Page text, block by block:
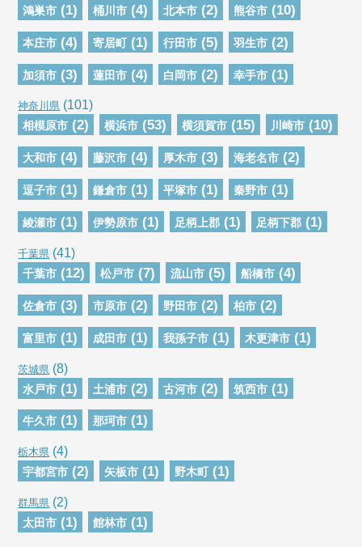
鴻巣市 (1) 桶川市 (4) 北本市 (2) 熊谷市 (10)
本庄市 (4) 寄居町 (1) 行田市 (5) 羽生市 (2)
加須市 (3) 蓮田市 (4) 白岡市 (2) 幸手市 (1)
神奈川県 (101)
相模原市 (2) 横浜市 (53) 横須賀市 (15) 川崎市 (10)
大和市 (4) 藤沢市 (4) 厚木市 (3) 海老名市 (2)
逗子市 (1) 鎌倉市 (1) 平塚市 (1) 秦野市 (1)
綾瀬市 (1) 伊勢原市 (1) 足柄上郡 (1) 足柄下郡 (1)
千葉県 (41)
千葉市 (12) 松戸市 (7) 流山市 (5) 船橋市 (4)
佐倉市 (3) 市原市 (2) 野田市 (2) 柏市 (2)
富里市 (1) 成田市 (1) 我孫子市 (1) 木更津市 (1)
茨城県 (8)
水戸市 (1) 土浦市 (2) 古河市 (2) 筑西市 (1)
牛久市 (1) 那珂市 (1)
栃木県 (4)
宇都宮市 (2) 矢板市 (1) 野木町 (1)
群馬県 (2)
太田市 (1) 館林市 (1)